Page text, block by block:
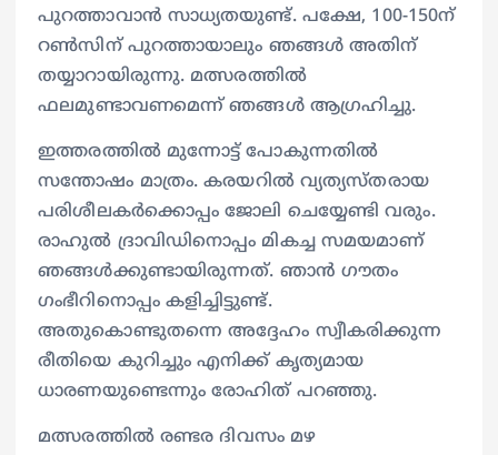
പുറത്താവാന്‍ സാധ്യതയുണ്ട്. പക്ഷേ, 100-150ന്
റണ്‍സിന് പുറത്തായാലും ഞങ്ങള്‍ അതിന്
തയ്യാറായിരുന്നു. മത്സരത്തില്‍
ഫലമുണ്ടാവണമെന്ന് ഞങ്ങള്‍ ആഗ്രഹിച്ചു.
ഇത്തരത്തില്‍ മുന്നോട്ട് പോകുന്നതില്‍
സന്തോഷം മാത്രം. കരയറില്‍ വ്യത്യസ്തരായ
പരിശീലകര്‍ക്കൊപ്പം ജോലി ചെയ്യേണ്ടി വരും.
രാഹുല്‍ ദ്രാവിഡിനൊപ്പം മികച്ച സമയമാണ്
ഞങ്ങള്‍ക്കുണ്ടായിരുന്നത്. ഞാന്‍ ഗൗതം
ഗംഭീറിനൊപ്പം കളിച്ചിട്ടുണ്ട്.
അതുകൊണ്ടുതന്നെ അദ്ദേഹം സ്വീകരിക്കുന്ന
രീതിയെ കുറിച്ചും എനിക്ക് കൃത്യമായ
ധാരണയുണ്ടെന്നും രോഹിത് പറഞ്ഞു.
മത്സരത്തിൽ രണ്ടര ദിവസം മഴ